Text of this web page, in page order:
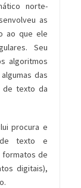
norte-
as
ao que ele
Seu
algoritmos
das
de texto da
procura e
texto e
formatos de
digitais),